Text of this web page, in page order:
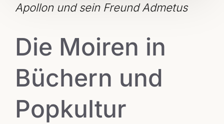
Apollon und sein Freund Admetus
Die Moiren in
Büchern und
Popkultur